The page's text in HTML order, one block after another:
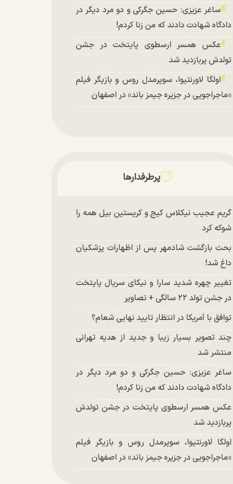
ساغر عزیزی: حسین جگرکی و دو مرد دیگر در
دادگاه شهادت دادند که من زنا کردم!
عکس همسر ارسطوی پایتخت در جشن
تولدش پربازدید شد
اولگا لاورنتیوا، سوپرمدل روس و بازیگر فیلم
«ماجراجویی در جزیره جیمز باند» در اصفهان
پرطرفدارها
گریم عجیب نیکلاس کیج و کریستین بیل همه را
شوکه کرد
بحث بازگشت شادمهر پس از اظهارات پزشکیان
داغ شد!
تغییر چهره شدید سارا و نیکای سریال پایتخت
در جشن تولد ۲۲ سالگی + تصاویر
توافق با آمریکا در انتظار تایید نهایی شعام؟
چند تصویر بسیار زیبا و جدید از هدیه تهرانی
منتشر شد
ساغر عزیزی: حسین جگرکی و دو مرد دیگر در
دادگاه شهادت دادند که من زنا کردم!
عکس همسر ارسطوی پایتخت در جشن تولدش
پربازدید شد
اولگا لاورنتیوا، سوپرمدل روس و بازیگر فیلم
«ماجراجویی در جزیره جیمز باند» در اصفهان